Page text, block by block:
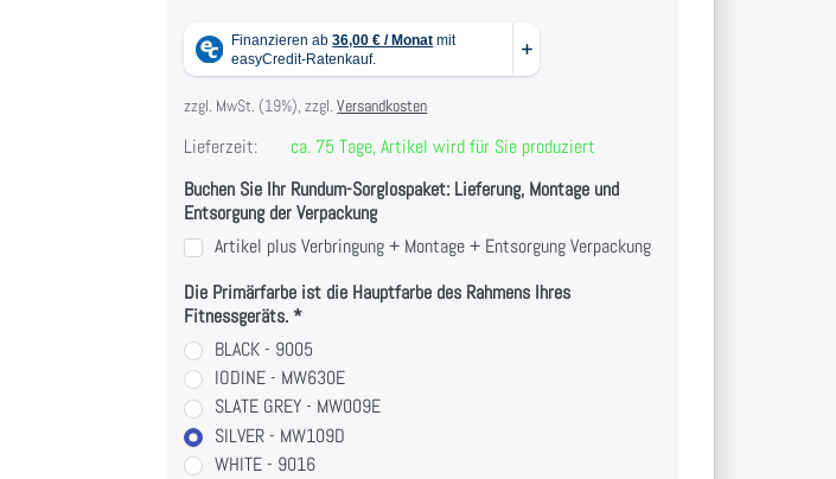
zzgl. MwSt. (19%), zzgl.Versandkosten
Lieferzeit:
ca. 75 Tage, Artikel wird für Sie produziert
Buchen Sie Ihr Rundum-Sorglospaket: Lieferung, Montage und
Entsorgung der Verpackung
Artikel plus Verbringung + Montage + Entsorgung Verpackung
Die Primärfarbe ist die Hauptfarbe des Rahmens Ihres
Fitnessgeräts.
BLACK - 9005
IODINE - MW630E
SLATE GREY - MW009E
SILVER - MW109D
WHITE - 9016